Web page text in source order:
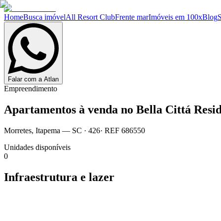
HomeBusca imóvelAll Resort ClubFrente marImóveis em 100xBlog
Falar com a Atlan
Empreendimento
Apartamentos à venda no Bella Cittá
Morretes, Itapema — SC · 426· REF 686550
Unidades disponíveis
0
Infraestrutura e lazer